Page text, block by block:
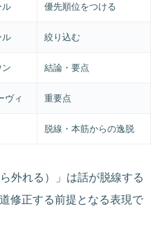
ル 優先順位をつける
ル 絞り込む
ン 結論・要点
ヴィ 重要点
脱線・本筋からの逸脱
外れる）」は話が脱線する
修正する前提となる表現で